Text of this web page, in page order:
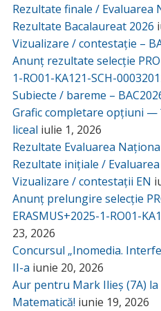
Rezultate finale / Evaluarea
Rezultate Bacalaureat 2026
Vizualizare / contestație –
Anunț rezultate selecție
1-RO01-KA121-SCH-
Subiecte / bareme –
Grafic completare opțiuni
liceal iulie 1, 2026
Rezultate Evaluarea
Rezultate inițiale /
Vizualizare / contestații EN
Anunț prelungire selecție
ERASMUS+2025-1-RO01-
23, 2026
Concursul „Inomedia.
II-a iunie 20, 2026
Aur pentru Mark Ilieș (7A) la
Matematică! iunie 19, 2026